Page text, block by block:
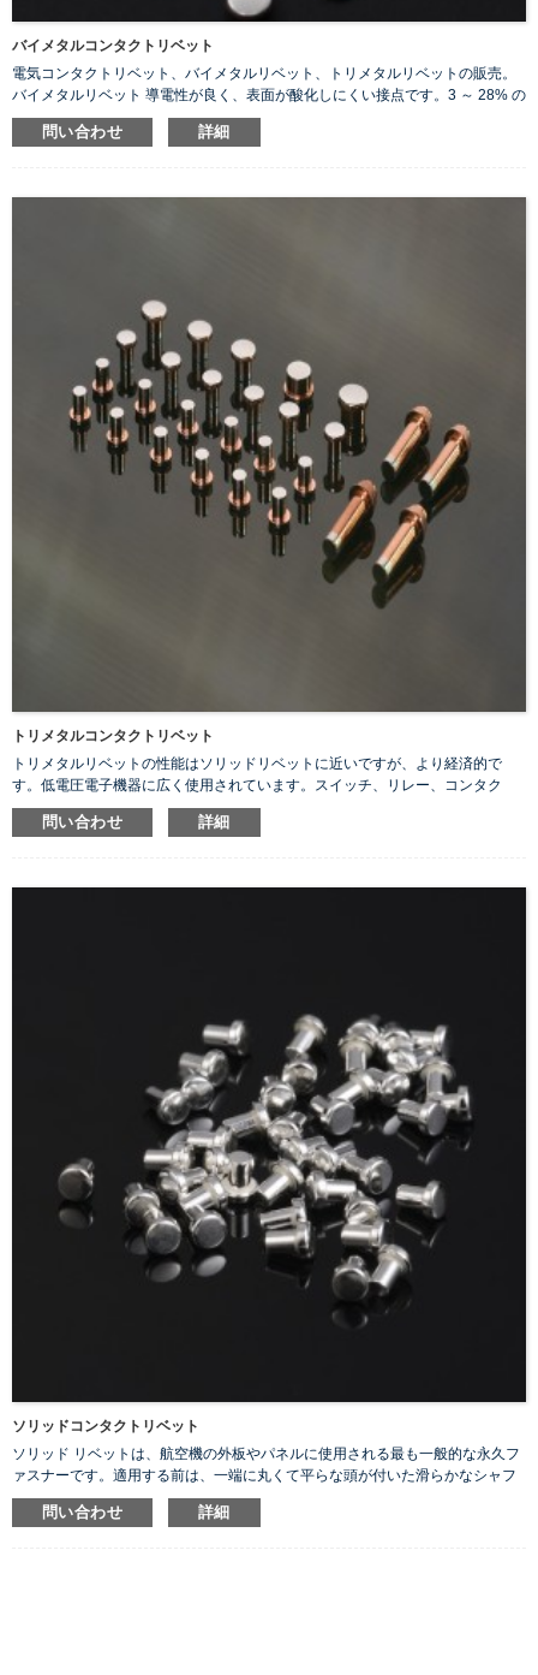
バイメタルコンタクトリベット
電気コンタクトリベット、バイメタルリベット、トリメタルリベットの販売。
バイメタルリベット 導電性が良く、表面が酸化しにくい接点です。3 ～ 28% の
銅を添加すると、銀の難燃性が著しく向上する可能性があります。
問い合わせ 詳細
トリメタルコンタクトリベット
トリメタルリベットの性能はソリッドリベットに近いですが、より経済的で
す。低電圧電子機器に広く使用されています。スイッチ、リレー、コンタク
タ、コントローラなど。
問い合わせ 詳細
ソリッドコンタクトリベット
ソリッド リベットは、航空機の外板やパネルに使用される最も一般的な永久フ
ァスナーです。適用する前は、一端に丸くて平らな頭が付いた滑らかなシャフ
トで構成されています。当社では、電気の良導体であるソリッドシルバーリベ
ットを提供しています。
問い合わせ 詳細